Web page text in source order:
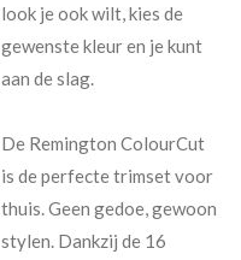
look je ook wilt, kies de
gewenste kleur en je kunt
aan de slag.
De Remington ColourCut
is de perfecte trimset voor
thuis. Geen gedoe, gewoon
stylen. Dankzij de 16